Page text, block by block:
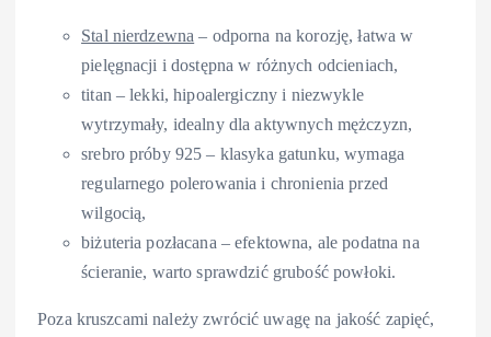
Stal nierdzewna – odporna na korozję, łatwa w
pielęgnacji i dostępna w różnych odcieniach,
titan – lekki, hipoalergiczny i niezwykle
wytrzymały, idealny dla aktywnych mężczyzn,
srebro próby 925 – klasyka gatunku, wymaga
regularnego polerowania i chronienia przed
wilgocią,
biżuteria pozłacana – efektowna, ale podatna na
ścieranie, warto sprawdzić grubość powłoki.
Poza kruszcami należy zwrócić uwagę na jakość zapięć,